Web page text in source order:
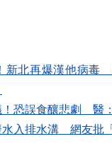
新北再爆漢他病毒
恐誤食釀悲劇 醫
水入排水溝 網友批